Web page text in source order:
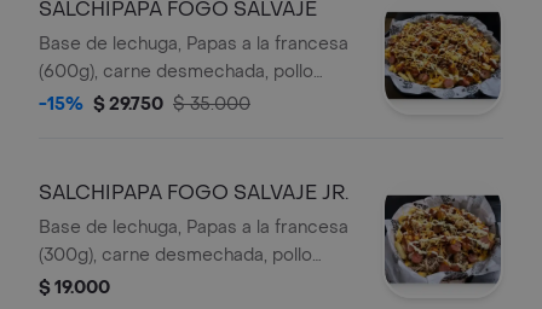
SALCHIPAPA FOGO SALVAJE
Base de lechuga, Papas a la francesa
(600g), carne desmechada, pollo
desmechado, salchicha ZENU, maíz
-15% $ 29.750 $ 35.000
SALCHIPAPA FOGO SALVAJE JR.
Base de lechuga, Papas a la francesa
(300g), carne desmechada, pollo
desmechado, salchicha ZENU, maíz
$ 19.000